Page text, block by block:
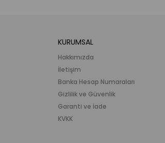
KURUMSAL
Hakkımızda
İletişim
Banka Hesap Numaraları
Gizlilik ve Güvenlik
Garanti ve İade
KVKK